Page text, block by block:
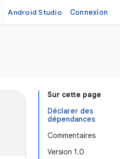
Android Studio Connexion
Sur cette page
Déclarer des
dépendances
Commentaires
Version 1.0